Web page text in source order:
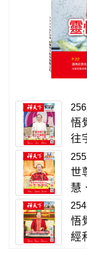
悟
往
世
慧
悟
經